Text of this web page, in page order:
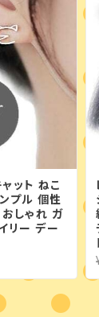
ット ねこ
プル 個性
しゃれ ガ
リー デー